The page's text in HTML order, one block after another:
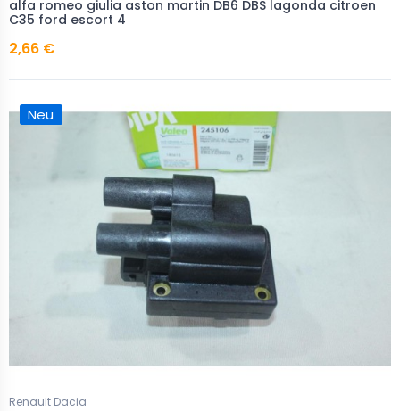
alfa romeo giulia aston martin DB6 DBS lagonda citroen
C35 ford escort 4
2,66 €
Neu
Renault Dacia